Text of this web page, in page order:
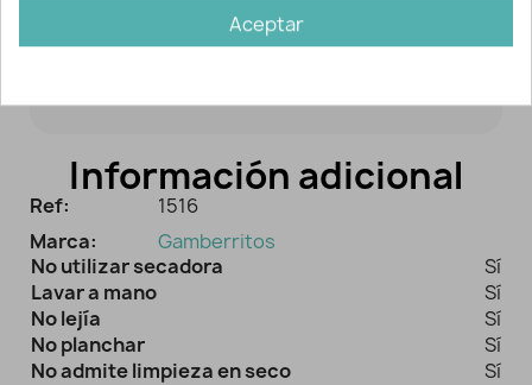
Baberos de estilo moderno, muy
originales con rayas o estrellas en
Información adicional
Ref:
1516
Marca:
Gamberritos
No utilizar secadora
Sí
Lavar a mano
Sí
No lejía
Sí
No planchar
Sí
No admite limpieza en seco
Sí
Aceptar